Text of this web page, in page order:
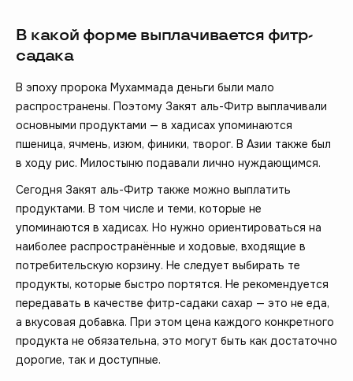
В какой форме выплачивается фитр-
садака
В эпоху пророка Мухаммада деньги были мало
распространены. Поэтому Закят аль-Фитр выплачивали
основными продуктами — в хадисах упоминаются
пшеница, ячмень, изюм, финики, творог. В Азии также был
в ходу рис. Милостыню подавали лично нуждающимся.
Сегодня Закят аль-Фитр также можно выплатить
продуктами. В том числе и теми, которые не
упоминаются в хадисах. Но нужно ориентироваться на
наиболее распространённые и ходовые, входящие в
потребительскую корзину. Не следует выбирать те
продукты, которые быстро портятся. Не рекомендуется
передавать в качестве фитр-садаки сахар — это не еда,
а вкусовая добавка. При этом цена каждого конкретного
продукта не обязательна, это могут быть как достаточно
дорогие, так и доступные.